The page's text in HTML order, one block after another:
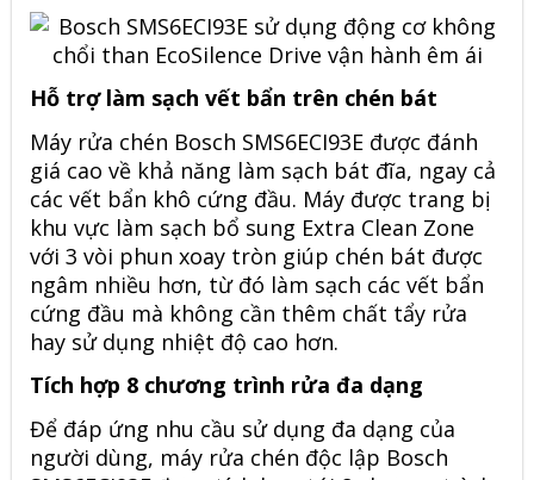
Hỗ trợ làm sạch vết bẩn trên chén bát
Máy rửa chén Bosch SMS6ECI93E được đánh
giá cao về khả năng làm sạch bát đĩa, ngay cả
các vết bẩn khô cứng đầu. Máy được trang bị
khu vực làm sạch bổ sung Extra Clean Zone
với 3 vòi phun xoay tròn giúp chén bát được
ngâm nhiều hơn, từ đó làm sạch các vết bẩn
cứng đầu mà không cần thêm chất tẩy rửa
hay sử dụng nhiệt độ cao hơn.
Tích hợp 8 chương trình rửa đa dạng
Để đáp ứng nhu cầu sử dụng đa dạng của
người dùng, máy rửa chén độc lập Bosch